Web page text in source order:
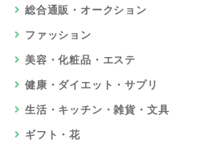
総合通販・オークション
ファッション
美容・化粧品・エステ
健康・ダイエット・サプリ
生活・キッチン・雑貨・文具
ギフト・花